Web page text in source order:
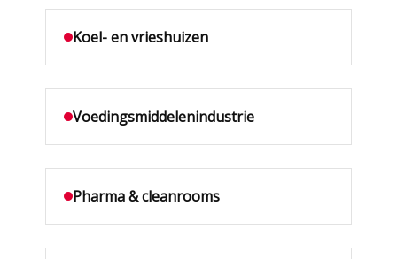
Koel- en vrieshuizen
Voedingsmiddelenindustrie
Pharma & cleanrooms